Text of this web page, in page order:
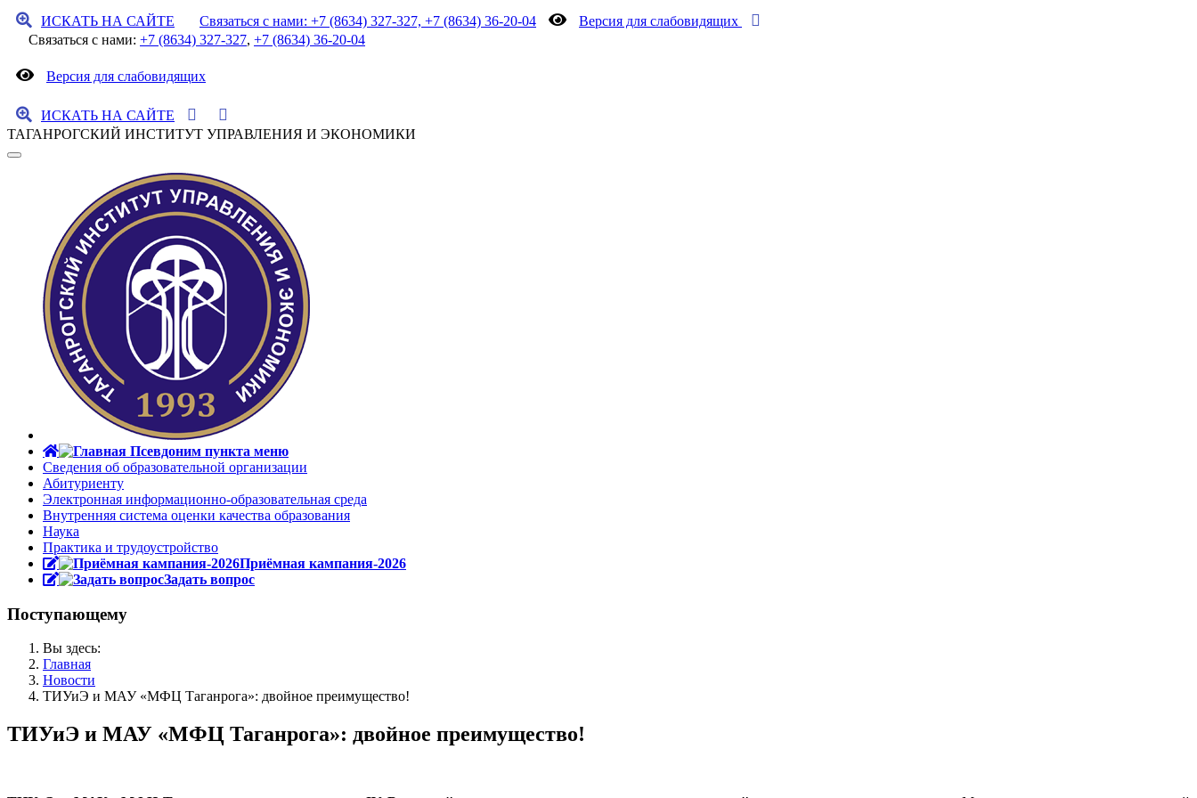
ИСКАТЬ НА САЙТЕ Связаться с нами: +7 (8634) 327-327, +7 (8634) 36-20-04
Версия для слабовидящих
Связаться с нами: +7 (8634) 327-327, +7 (8634) 36-20-04
Версия для слабовидящих
ИСКАТЬ НА САЙТЕ
ТАГАНРОГСКИЙ ИНСТИТУТ УПРАВЛЕНИЯ И ЭКОНОМИКИ
Сведения об образовательной организации
Абитуриенту
Электронная информационно-образовательная среда
Внутренняя система оценки качества образования
Наука
Практика и трудоустройство
Приёмная кампания-2026
Задать вопрос
Поступающему
Вы здесь:
Главная
Новости
ТИУиЭ и МАУ «МФЦ Таганрога»: двойное преимущество!
ТИУиЭ и МАУ «МФЦ Таганрога»: двойное преимущество!